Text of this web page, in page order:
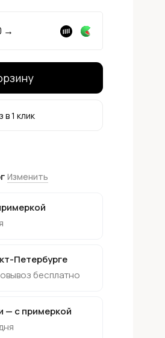
→
в 1 клик
Изменить
Петербурге
бесплатно
— с примеркой